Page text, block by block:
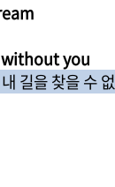
you
길을 찾을 수